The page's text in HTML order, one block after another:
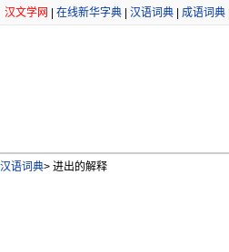
汉文学网 在线新华字典 汉语词典 成语词典
汉语词典> 进出的解释